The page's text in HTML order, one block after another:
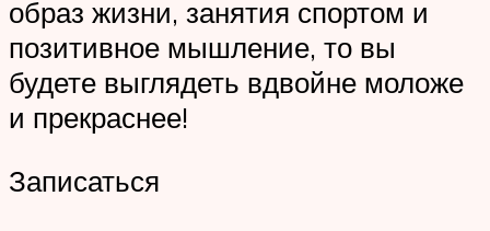
образ жизни, занятия спортом и
позитивное мышление, то вы
будете выглядеть вдвойне моложе
и прекраснее!
Записаться